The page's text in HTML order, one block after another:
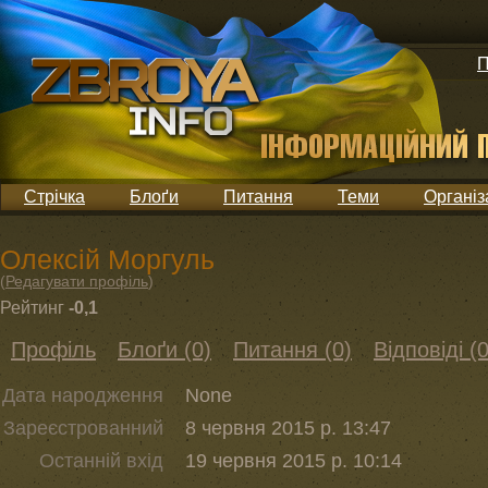
Стрічка Блоґи Питання Теми
Олексій Моргуль
(Редагувати профіль)
Рейтинг -0,1
Профіль Блоґи (0) Питання (0) Відповіді
Дата народження
None
Зареєстрованний
8 червня 2015 р. 13:47
Останній вхід
19 червня 2015 р. 10:14